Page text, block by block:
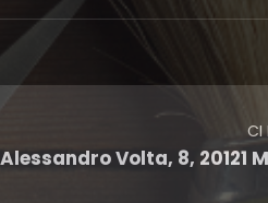
CI
Volta, 8, 20121